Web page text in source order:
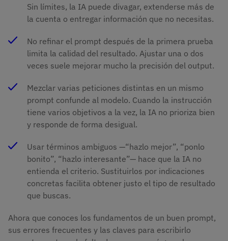
Sin límites, la IA puede divagar, extenderse más de
la cuenta o entregar información que no necesitas.
No refinar el prompt después de la primera prueba
limita la calidad del resultado. Ajustar una o dos
veces suele mejorar mucho la precisión del output.
Mezclar varias peticiones distintas en un mismo
prompt confunde al modelo. Cuando la instrucción
tiene varios objetivos a la vez, la IA no prioriza bien
y responde de forma desigual.
Usar términos ambiguos —“hazlo mejor”, “ponlo
bonito”, “hazlo interesante”— hace que la IA no
entienda el criterio. Sustituirlos por indicaciones
concretas facilita obtener justo el tipo de resultado
que buscas.
Ahora que conoces los fundamentos de un buen prompt,
sus errores frecuentes y las claves para escribirlo